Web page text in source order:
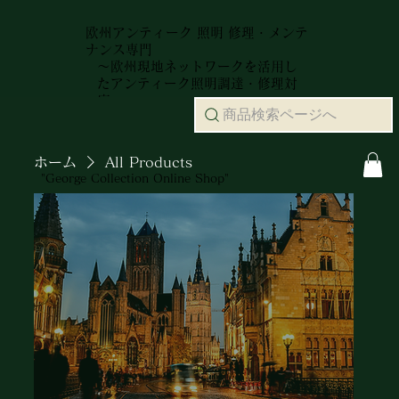
欧州アンティーク 照明 修理・メンテ
ナンス専門
～欧州現地ネットワークを活用し
たアンティーク照明調達・修理対
応～
商品検索ページへ
ホーム All Products
"George Collection Online Shop"